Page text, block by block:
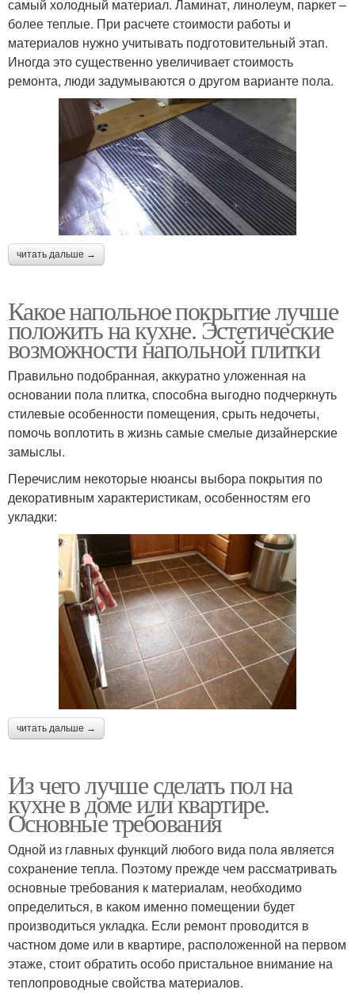
самый холодный материал. Ламинат, линолеум, паркет –
более теплые. При расчете стоимости работы и
материалов нужно учитывать подготовительный этап.
Иногда это существенно увеличивает стоимость
ремонта, люди задумываются о другом варианте пола.
читать дальше →
Какое напольное покрытие лучше
положить на кухне. Эстетические
возможности напольной плитки
Правильно подобранная, аккуратно уложенная на
основании пола плитка, способна выгодно подчеркнуть
стилевые особенности помещения, срыть недочеты,
помочь воплотить в жизнь самые смелые дизайнерские
замыслы.
Перечислим некоторые нюансы выбора покрытия по
декоративным характеристикам, особенностям его
укладки:
читать дальше →
Из чего лучше сделать пол на
кухне в доме или квартире.
Основные требования
Одной из главных функций любого вида пола является
сохранение тепла. Поэтому прежде чем рассматривать
основные требования к материалам, необходимо
определиться, в каком именно помещении будет
производиться укладка. Если ремонт проводится в
частном доме или в квартире, расположенной на первом
этаже, стоит обратить особо пристальное внимание на
теплопроводные свойства материалов.